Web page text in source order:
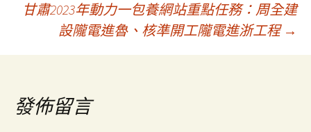
章
導
覽
甘肅2023年動力一包養網站重點任務：周全建
設隴電進魯、核準開工隴電進浙工程 →
發佈留言